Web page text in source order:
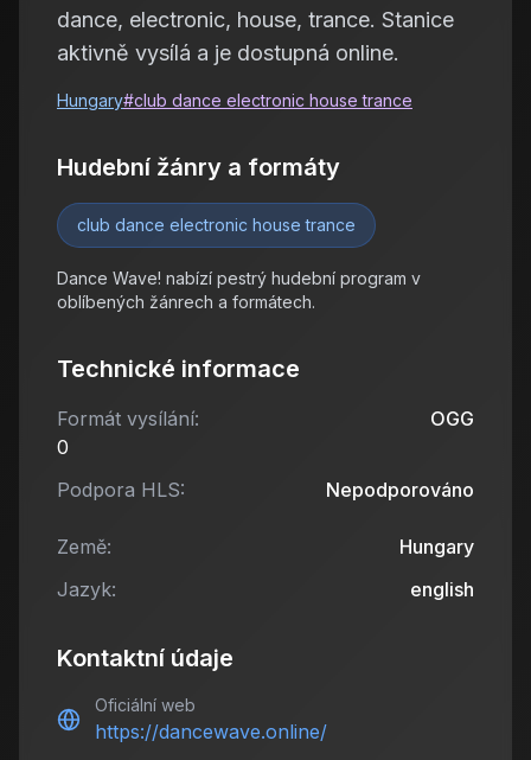
dance, electronic, house, trance. Stanice
aktivně vysílá a je dostupná online.
Hungary#club dance electronic house trance
Hudební žánry a formáty
club dance electronic house trance
Dance Wave! nabízí pestrý hudební program v
oblíbených žánrech a formátech.
Technické informace
Formát vysílání:
OGG
0
Podpora HLS:
Nepodporováno
Země:
Hungary
Jazyk:
english
Kontaktní údaje
Oficiální web
https://dancewave.online/